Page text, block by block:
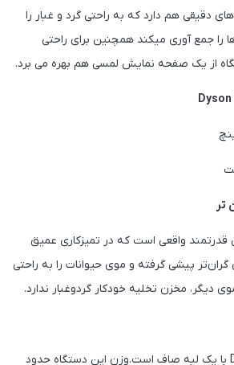
دقیقی هم دارد که به راحتی گرد و غبار را
جمع آوری میکند همچنین برای راحتی
از یک صفحه نمایش لمسی هم بهره می برد.
تر
قدرتمند واقعی است که در تمیزکاری عمیق
پیشی گرفته و موی حیوانات را به راحتی
دیگر، مخزن تخلیه خودکار گردوغبار ندارد.
این دستگاه دارای شکل D با یک لبه صاف است.وزن این دستگاه حدود